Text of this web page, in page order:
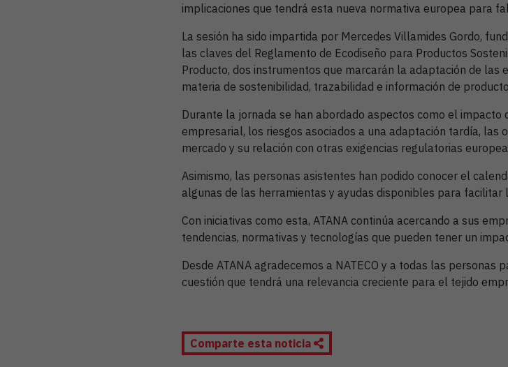
implicaciones que tendrá esta nueva normativa europea para
La sesión ha sido impartida por Mercedes Villamides Gordo,
las claves del Reglamento de Ecodiseño para Productos
Producto, dos instrumentos que marcarán la adaptación de las
materia de sostenibilidad, trazabilidad e información de
Durante la jornada se han abordado aspectos como el
empresarial, los riesgos asociados a una adaptación tardía,
mercado y su relación con otras exigencias regulatorias
Asimismo, las personas asistentes han podido conocer el
algunas de las herramientas y ayudas disponibles para
Con iniciativas como esta, ATANA continúa acercando a sus
tendencias, normativas y tecnologías que pueden tener un
Desde ATANA agradecemos a NATECO y a todas las personas
cuestión que tendrá una relevancia creciente para el tejido
Comparte esta noticia